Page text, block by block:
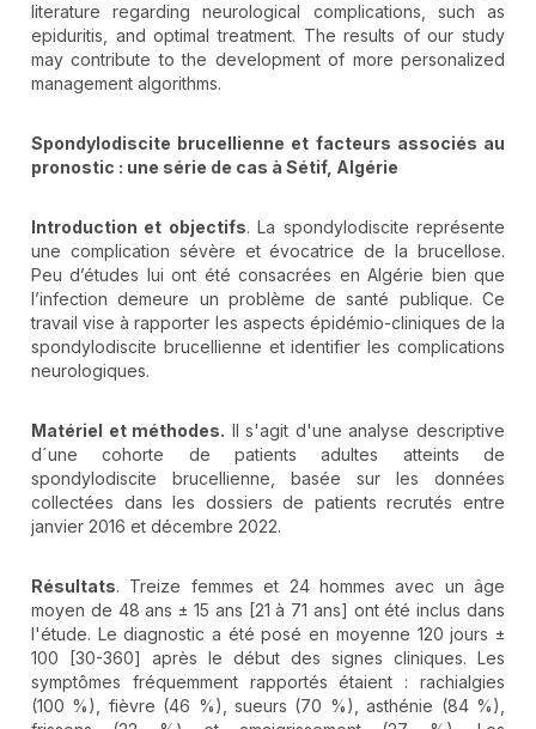
literature regarding neurological complications, such as
epiduritis, and optimal treatment. The results of our study
may contribute to the development of more personalized
management algorithms.
Spondylodiscite brucellienne et facteurs associés au
pronostic : une série de cas à Sétif, Algérie
Introduction et objectifs. La spondylodiscite représente
une complication sévère et évocatrice de la brucellose.
Peu d’études lui ont été consacrées en Algérie bien que
l’infection demeure un problème de santé publique. Ce
travail vise à rapporter les aspects épidémio-cliniques de la
spondylodiscite brucellienne et identifier les complications
neurologiques.
Matériel et méthodes. Il s'agit d'une analyse descriptive
d´une cohorte de patients adultes atteints de
spondylodiscite brucellienne, basée sur les données
collectées dans les dossiers de patients recrutés entre
janvier 2016 et décembre 2022.
Résultats. Treize femmes et 24 hommes avec un âge
moyen de 48 ans ± 15 ans [21 à 71 ans] ont été inclus dans
l'étude. Le diagnostic a été posé en moyenne 120 jours ±
100 [30-360] après le début des signes cliniques. Les
symptômes fréquemment rapportés étaient : rachialgies
(100 %), fièvre (46 %), sueurs (70 %), asthénie (84 %),